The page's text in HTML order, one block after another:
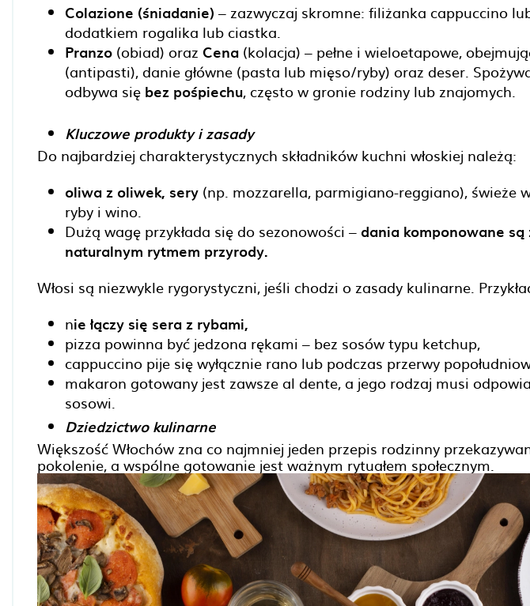
Colazione (śniadanie) – zazwyczaj skromne: filiżanka cappuccino
dodatkiem rogalika lub ciastka.
Pranzo (obiad) oraz Cena (kolacja) – pełne i wieloetapowe,
(antipasti), danie główne (pasta lub mięso/ryby) oraz deser.
odbywa się bez pośpiechu, często w gronie rodziny lub znajomych.
Kluczowe produkty i zasady
Do najbardziej charakterystycznych składników kuchni włoskiej należą:
oliwa z oliwek, sery (np. mozzarella, parmigiano-reggiano), świeże
ryby i wino.
Dużą wagę przykłada się do sezonowości – dania komponowane są
naturalnym rytmem przyrody.
Włosi są niezwykle rygorystyczni, jeśli chodzi o zasady kulinarne.
nie łączy się sera z rybami,
pizza powinna być jedzona rękami – bez sosów typu ketchup,
cappuccino pije się wyłącznie rano lub podczas przerwy
makaron gotowany jest zawsze al dente, a jego rodzaj musi
sosowi.
Dziedzictwo kulinarne
Większość Włochów zna co najmniej jeden przepis rodzinny
pokolenie, a wspólne gotowanie jest ważnym rytuałem społecznym.